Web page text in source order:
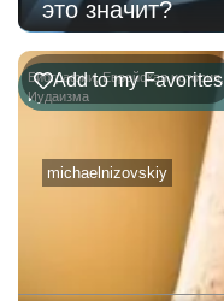
это значит?
Биографии,Еврейская история,
Иудаизма
michaelnizovskiy
Add to my Favorites